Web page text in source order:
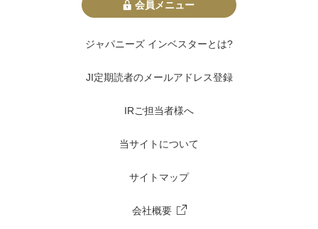
会員メニュー
ジャパニーズ インベスターとは?
JI定期読者のメールアドレス登録
IRご担当者様へ
当サイトについて
サイトマップ
会社概要